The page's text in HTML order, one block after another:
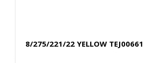
8/275/221/22 YELLOW TEJ00661